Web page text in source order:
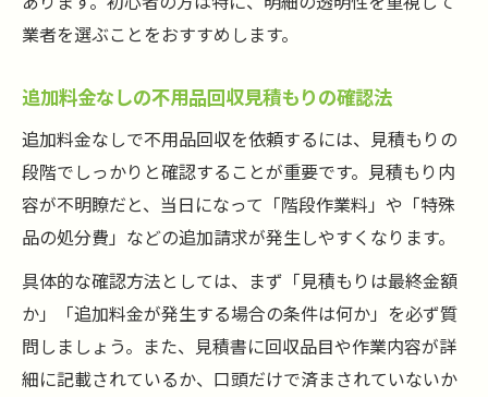
業者を選ぶことをおすすめします。
追加料金なしの不用品回収見積もりの確認法
追加料金なしで不用品回収を依頼するには、見積もりの
段階でしっかりと確認することが重要です。見積もり内
容が不明瞭だと、当日になって「階段作業料」や「特殊
品の処分費」などの追加請求が発生しやすくなります。
具体的な確認方法としては、まず「見積もりは最終金額
か」「追加料金が発生する場合の条件は何か」を必ず質
問しましょう。また、見積書に回収品目や作業内容が詳
細に記載されているか、口頭だけで済まされていないか